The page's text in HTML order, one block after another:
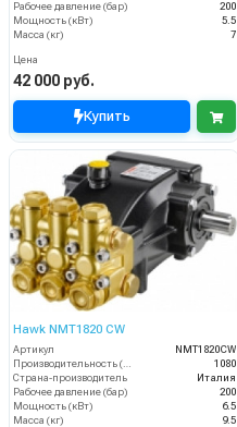
Рабочее давление (бар)
200
Мощность (кВт)
5.5
Масса (кг)
7
Цена
42 000 руб.
Купить
Hawk NMT1820 CW
Артикул
NMT1820CW
1080
Страна-производитель
Италия
Рабочее давление (бар)
200
Мощность (кВт)
6.5
Масса (кг)
9.5